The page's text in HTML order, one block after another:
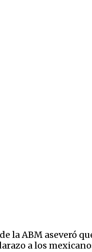
la ABM aseveró
a los